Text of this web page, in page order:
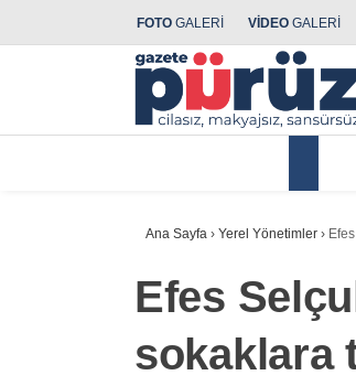
FOTO GALERİ VİDEO GALERİ
Ana Sayfa › Yerel Yönetimler ›
Efes
sokaklara